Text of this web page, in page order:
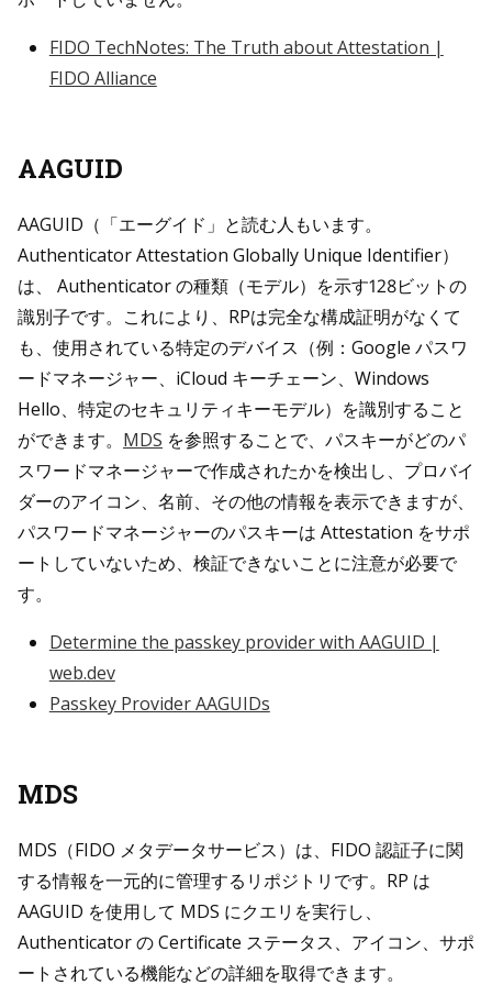
FIDO TechNotes: The Truth about Attestation |
FIDO Alliance
AAGUID
AAGUID（「エーグイド」と読む人もいます。
Authenticator Attestation Globally Unique Identifier）
は、 Authenticator の種類（モデル）を示す128ビットの
識別子です。これにより、RPは完全な構成証明がなくて
も、使用されている特定のデバイス（例：Google パスワ
ードマネージャー、iCloud キーチェーン、Windows
Hello、特定のセキュリティキーモデル）を識別すること
ができます。 MDS を参照することで、パスキーがどのパ
スワードマネージャーで作成されたかを検出し、プロバイ
ダーのアイコン、名前、その他の情報を表示できますが、
パスワードマネージャーのパスキーは Attestation をサポ
ートしていないため、検証できないことに注意が必要で
す。
Determine the passkey provider with AAGUID |
web.dev
Passkey Provider AAGUIDs
MDS
MDS（FIDO メタデータサービス）は、FIDO 認証子に関
する情報を一元的に管理するリポジトリです。RP は
AAGUID を使用して MDS にクエリを実行し、
Authenticator の Certificate ステータス、アイコン、サポ
ートされている機能などの詳細を取得できます。